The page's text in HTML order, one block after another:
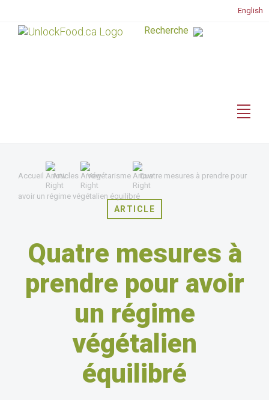
English
Accueil Articles Végétarisme Quatre mesures à prendre pour
avoir un régime végétalien équilibré
ARTICLE
Quatre mesures à
prendre pour avoir
un régime
végétalien
équilibré